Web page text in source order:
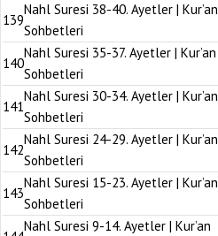
139
Nahl Suresi 38-40. Ayetler | Kur’an
Sohbetleri
140
Nahl Suresi 35-37. Ayetler | Kur’an
Sohbetleri
141
Nahl Suresi 30-34. Ayetler | Kur’an
Sohbetleri
142
Nahl Suresi 24-29. Ayetler | Kur’an
Sohbetleri
143
Nahl Suresi 15-23. Ayetler | Kur’an
Sohbetleri
Nahl Suresi 9-14. Ayetler | Kur’an